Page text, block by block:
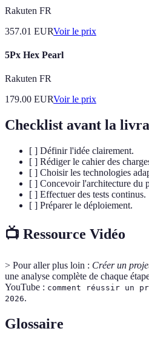
Rakuten FR
357.01 EURVoir le prix
5Px Hex Pearl
Rakuten FR
179.00 EURVoir le prix
Checklist avant la
[ ] Définir l'idée clairement.
[ ] Rédiger le cahier des
[ ] Choisir les technologies
[ ] Concevoir l'architecture du
[ ] Effectuer des tests continus.
[ ] Préparer le déploiement.
📺 Ressource Vidéo
> Pour aller plus loin : Créer un
une analyse complète de chaque
YouTube : comment réussir un
2026.
Glossaire